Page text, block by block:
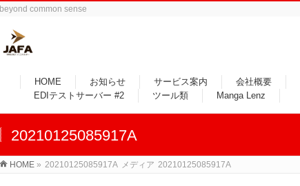
beyond common sense
HOME お知らせ サービス案内 会社概要
EDIテストサーバー #2
ツール類 Manga Lenz
20210125085917A
HOME » 20210125085917A メディア 20210125085917A